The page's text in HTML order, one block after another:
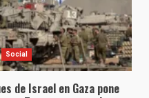
Social
de Israel en Gaza pone